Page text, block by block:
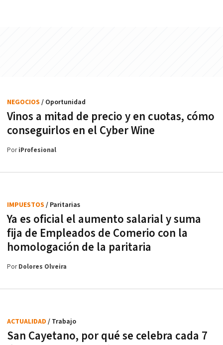
Vinos a mitad de precio y en cuotas, cómo
conseguirlos en el Cyber Wine
NEGOCIOS / Oportunidad
PoriProfesional
Ya es oficial el aumento salarial y suma
fija de Empleados de Comerio con la
homologación de la paritaria
IMPUESTOS / Paritarias
PorDolores Olveira
San Cayetano, por qué se celebra cada 7
ACTUALIDAD / Trabajo